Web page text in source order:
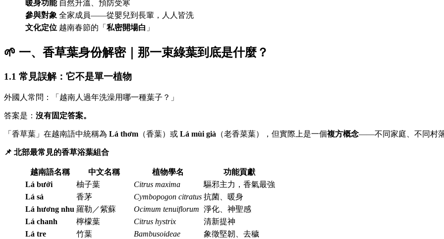
暖身功能 自然升溫、預防受寒
參與對象 全家成員——從嬰兒到長輩，人人皆洗
文化定位 越南春節的「 私密開場白 」
🌱 一、香草葉身份解密｜那一束綠葉到底是什麼？
1.1 常見誤解：它不是單一植物
外國人常問：「越南人過年洗澡用哪一種葉子？」
答案是： 沒有固定答案。
「香草葉」在越南語中統稱為 Lá thơm （香葉）或 Lá mùi già （老香菜葉），但實際上是一個複方概念——不同家庭、不同村落
📌 北部最常見的香草浴葉組合
越南語名稱 中文名稱 植物學名
功能貢獻
Lá bưởi
柚子葉 Citrus maxima
驅邪主力，香氣最強
Lá sả
香茅 Cymbopogon citratus 抗菌、暖身
Lá hương nhu 羅勒／紫蘇 Ocimum tenuiflorum 淨化、神聖感
Lá chanh
檸檬葉 Citrus hystrix
清新提神
Lá tre
竹葉 Bambusoideae
象徵堅韌、去穢